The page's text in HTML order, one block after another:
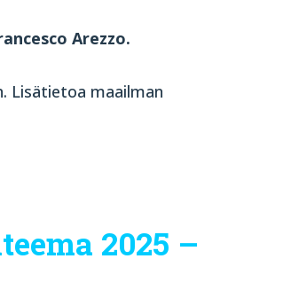
Arezzo.
Lisätietoa maailman
2025 –